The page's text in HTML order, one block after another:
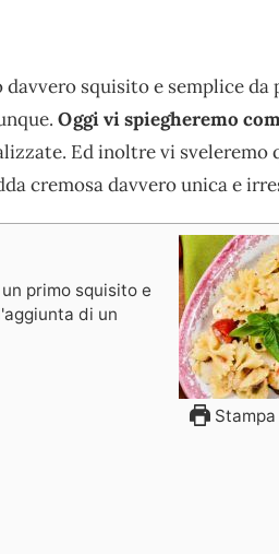
squisito e semplice da
Oggi vi spiegheremo
Ed inoltre vi sveleremo
cremosa davvero unica e
Stampa
primo squisito e
di un